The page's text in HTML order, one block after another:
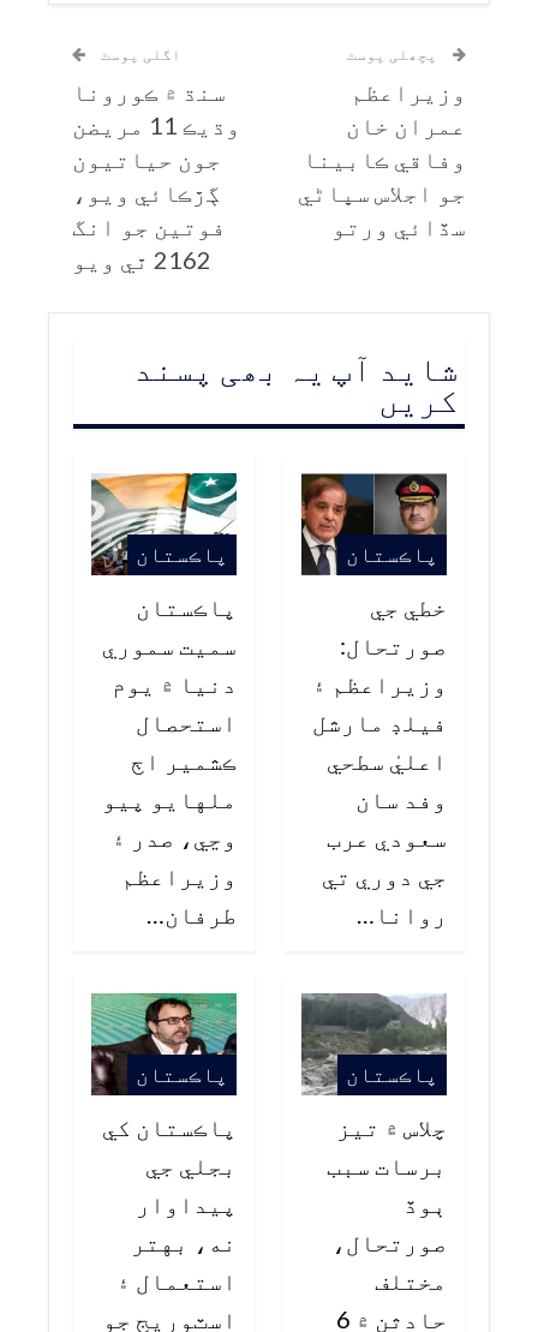
پچھلی پوسٹ
وزيراعظم
عمران خان
وفاقي ڪابينا
جو اجلاس سڀاڻي
سڏائي ورتو
اگلی پوسٹ
سنڌ ۾ ڪورونا
وڌيڪ 11 مريضن
جون حياتيون
ڳڙڪائي ويو،
فوتين جو انگ
2162 ٿي ويو
شاید آپ یہ بھی پسند
کریں
پاڪستان
خطي جي
صورتحال:
وزيراعظم ۽
فيلڊ مارشل
اعليٰ سطحي
وفد سان
سعودي عرب
جي دوري تي
روانا…
پاڪستان
پاڪستان
سميت سموري
دنيا ۾ يوم
استحصال
ڪشمير اڄ
ملهايو پيو
وڃي، صدر ۽
وزيراعظم
طرفان…
پاڪستان
چلاس ۾ تيز
برسات سبب
ٻوڏ
صورتحال،
مختلف
حادثن ۾ 6
پاڪستان
پاڪستان کي
بجلي جي
پيداوار
نه، بهتر
استعمال ۽
اسٽوريج جو